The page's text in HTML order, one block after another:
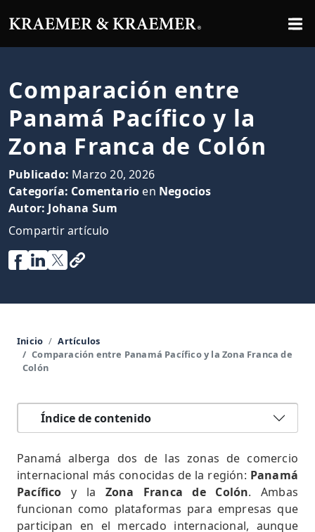
Comparación entre
Panamá Pacífico y la
Zona Franca de Colón
Publicado: Marzo 20, 2026
Categoría: Comentario en Negocios
Autor: Johana Sum
Compartir artículo
Inicio
Artículos
Comparación entre Panamá Pacífico y la Zona Franca de
Colón
Índice de contenido
Panamá alberga dos de las zonas de comercio
internacional más conocidas de la región: Panamá
Pacífico y la Zona Franca de Colón. Ambas
funcionan como plataformas para empresas que
participan en el mercado internacional, aunque